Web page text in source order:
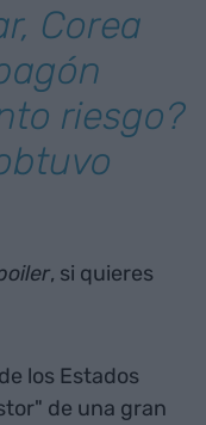
Corea
riesgo?
, si quieres
los Estados
de una gran